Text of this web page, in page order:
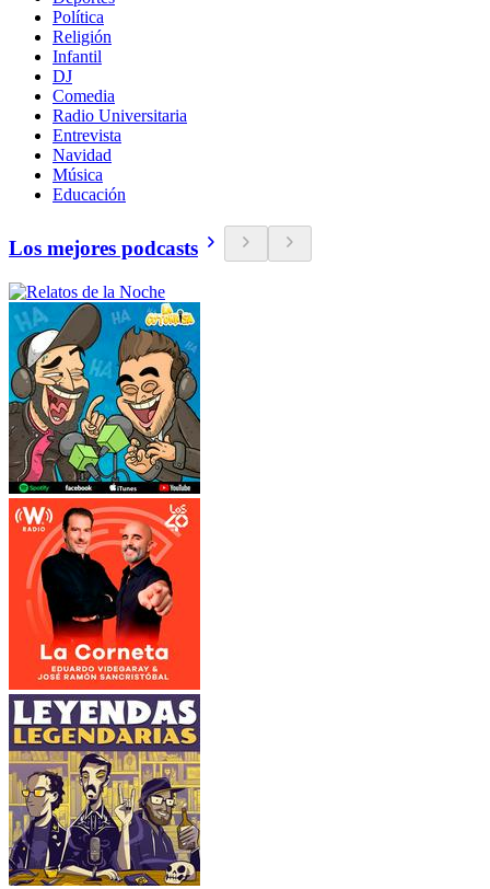
Política
Religión
Infantil
DJ
Comedia
Radio Universitaria
Entrevista
Navidad
Música
Educación
Los mejores podcasts